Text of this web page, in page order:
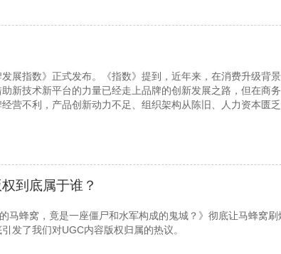
发展指数》正式发布。《指数》提到，近年来，在消费升级背
新技术新平台的力量已经走上品牌的创新发展之路，但在商
营不利，产品创新动力不足、组织架构从陈旧、人力资本匮
到底属于谁？
马蜂窝，竟是一座僵尸和水军构成的鬼城？》彻底让马蜂窝
发了我们对UGC内容版权归属的热议。